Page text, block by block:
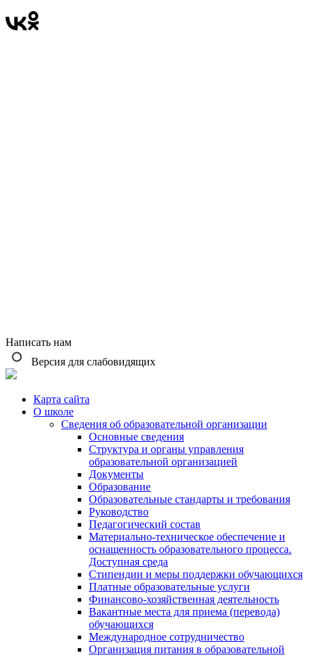
Написать нам
Версия для слабовидящих
Карта сайта
О школе
Сведения об образовательной организации
Основные сведения
Структура и органы управления
образовательной организацией
Документы
Образование
Образовательные стандарты и требования
Руководство
Педагогический состав
Материально-техническое обеспечение и
оснащенность образовательного процесса.
Доступная среда
Стипендии и меры поддержки обучающихся
Платные образовательные услуги
Финансово-хозяйственная деятельность
Вакантные места для приема (перевода)
обучающихся
Международное сотрудничество
Организация питания в образовательной